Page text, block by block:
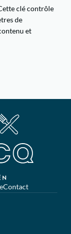
clé contrôle
de
et
Contact